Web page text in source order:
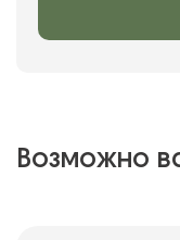
Возможно